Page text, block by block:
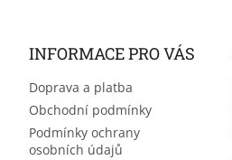
INFORMACE PRO VÁS
Doprava a platba
Obchodní podmínky
Podmínky ochrany
osobních údajů